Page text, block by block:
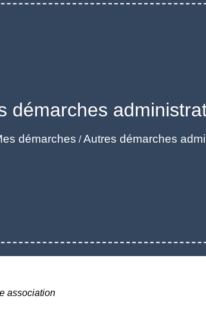
démarches
démarches /Autres démarches
association